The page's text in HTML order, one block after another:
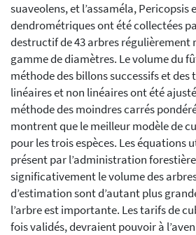
suaveolens, et l’assaméla, Pericopsis
dendrométriques ont été collectées
destructif de 43 arbres régulièrement
gamme de diamètres. Le volume du
méthode des billons successifs et des
linéaires et non linéaires ont été
méthode des moindres carrés
montrent que le meilleur modèle de
pour les trois espèces. Les équations
présent par l’administration
significativement le volume des
d’estimation sont d’autant plus
l’arbre est importante. Les tarifs de
fois validés, devraient pouvoir à